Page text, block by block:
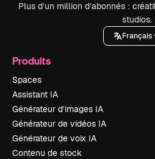
Plus d’un million d’abonnés :
studios.
Français
Produits
Spaces
Assistant IA
Générateur d’images IA
Générateur de vidéos IA
Générateur de voix IA
Contenu de stock